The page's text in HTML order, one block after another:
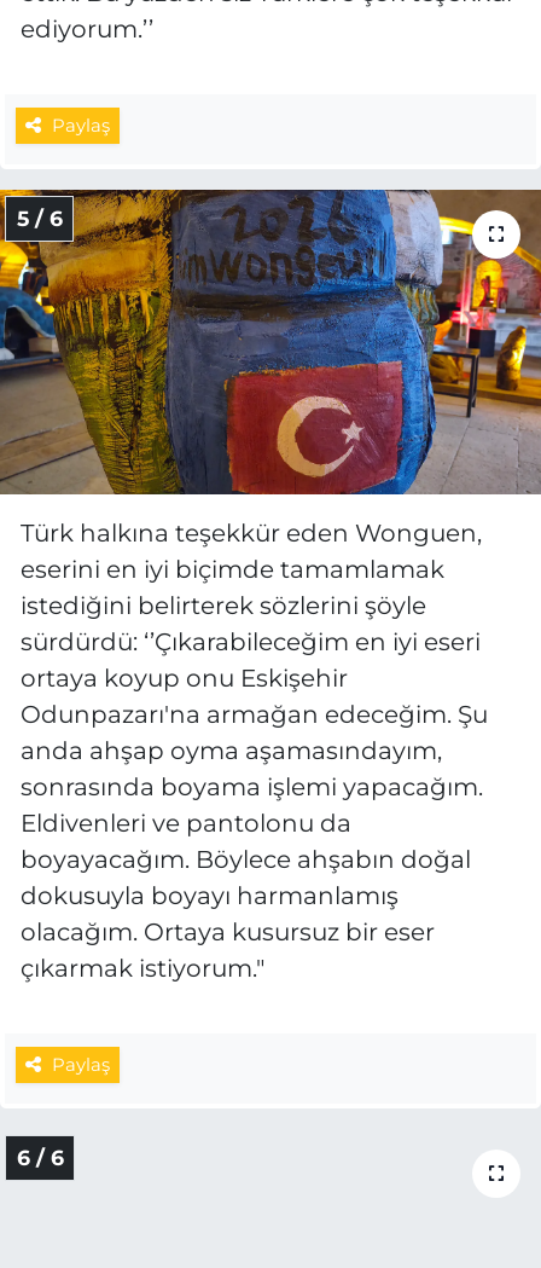
ediyorum.’’
Paylaş
5 / 6
Türk halkına teşekkür eden Wonguen,
eserini en iyi biçimde tamamlamak
istediğini belirterek sözlerini şöyle
sürdürdü: ‘’Çıkarabileceğim en iyi eseri
ortaya koyup onu Eskişehir
Odunpazarı'na armağan edeceğim. Şu
anda ahşap oyma aşamasındayım,
sonrasında boyama işlemi yapacağım.
Eldivenleri ve pantolonu da
boyayacağım. Böylece ahşabın doğal
dokusuyla boyayı harmanlamış
olacağım. Ortaya kusursuz bir eser
çıkarmak istiyorum."
Paylaş
6 / 6